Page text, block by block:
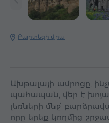
Քարտեզի վրա
Ախթալայի ամրոցը,
պահապան, վեր է
լեռների մեջ՝
որը երեք կողմից